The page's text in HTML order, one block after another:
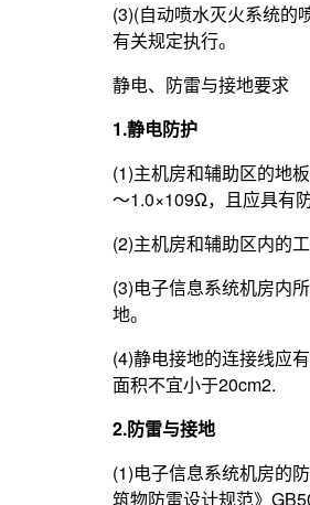
(3)(自动喷水灭火系统的
有关规定执行。
静电、防雷与接地要求
1.静电防护
(1)主机房和辅助区的地
～1.0×109Ω，且应具有
(2)主机房和辅助区内的
(3)电子信息系统机房内
地。
(4)静电接地的连接线应
面积不宜小于20cm2.
2.防雷与接地
(1)电子信息系统机房的
筑物防雷设计规范》